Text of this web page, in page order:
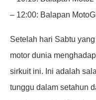
– 12:00: Balapan
Setelah hari Sabtu
motor dunia
sirkuit ini. Ini adalah
tunggu dalam setahun